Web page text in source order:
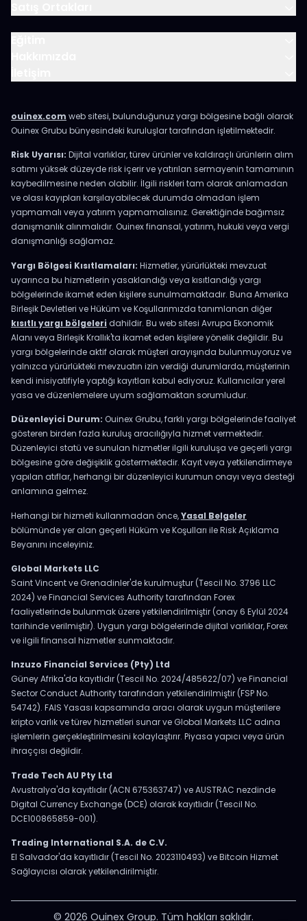
ouinex.com web sitesi, bulunduğunuz yargı bölgesine bağlı olarak
Ouinex Grubu bünyesindeki kuruluşlar tarafından işletilmektedir.
Risk Uyarısı: Dijital varlıklar, türev ürünler ve kaldıraçlı ürünlerin alım
satımı yüksek düzeyde risk içerir ve yatırılan sermayenin tamamının
kaybedilmesine neden olabilir. İlgili riskleri tam olarak anlamadan
ve olası kayıpları karşılayabilecek durumda olmadan işlem
yapmamalı veya yatırım yapmamalısınız. Gerektiğinde bağımsız
danışmanlık alınmalıdır. Ouinex finansal, yatırım, hukuki veya vergi
danışmanlığı sağlamaz.
Yargı Bölgesi Kısıtlamaları: Hizmetler, yürürlükteki mevzuat
uyarınca bu hizmetlerin yasaklandığı veya kısıtlandığı yargı
bölgelerinde ikamet eden kişilere sunulmamaktadır. Buna Amerika
Birleşik Devletleri ve Hüküm ve Koşullarımızda tanımlanan diğer
kısıtlı yargı bölgeleri dahildir. Bu web sitesi Avrupa Ekonomik
Alanı veya Birleşik Krallık'ta ikamet eden kişilere yönelik değildir. Bu
yargı bölgelerinde aktif olarak müşteri arayışında bulunmuyoruz ve
yalnızca yürürlükteki mevzuatın izin verdiği durumlarda, müşterinin
kendi inisiyatifiyle yaptığı kayıtları kabul ediyoruz. Kullanıcılar yerel
yasa ve düzenlemelere uyum sağlamaktan sorumludur.
Düzenleyici Durum: Ouinex Grubu, farklı yargı bölgelerinde faaliyet
gösteren birden fazla kuruluş aracılığıyla hizmet vermektedir.
Düzenleyici statü ve sunulan hizmetler ilgili kuruluşa ve geçerli yargı
bölgesine göre değişiklik göstermektedir. Kayıt veya yetkilendirmeye
yapılan atıflar, herhangi bir düzenleyici kurumun onayı veya desteği
anlamına gelmez.
Herhangi bir hizmeti kullanmadan önce,Yasal Belgeler
bölümünde yer alan geçerli Hüküm ve Koşulları ile Risk Açıklama
Beyanını inceleyiniz.
Global Markets LLC
Saint Vincent ve Grenadinler'de kurulmuştur (Tescil No. 3796 LLC
2024) ve Financial Services Authority tarafından Forex
faaliyetlerinde bulunmak üzere yetkilendirilmiştir (onay 6 Eylül 2024
tarihinde verilmiştir). Uygun yargı bölgelerinde dijital varlıklar, Forex
ve ilgili finansal hizmetler sunmaktadır.
Inzuzo Financial Services (Pty) Ltd
Güney Afrika'da kayıtlıdır (Tescil No. 2024/485622/07) ve Financial
Sector Conduct Authority tarafından yetkilendirilmiştir (FSP No.
54742). FAIS Yasası kapsamında aracı olarak uygun müşterilere
kripto varlık ve türev hizmetleri sunar ve Global Markets LLC adına
işlemlerin gerçekleştirilmesini kolaylaştırır. Piyasa yapıcı veya ürün
ihraççısı değildir.
Trade Tech AU Pty Ltd
Avustralya'da kayıtlıdır (ACN 675363747) ve AUSTRAC nezdinde
Digital Currency Exchange (DCE) olarak kayıtlıdır (Tescil No.
DCE100865859-001).
Trading International S.A. de C.V.
El Salvador'da kayıtlıdır (Tescil No. 2023110493) ve Bitcoin Hizmet
Sağlayıcısı olarak yetkilendirilmiştir.
© 2026 Ouinex Group. Tüm hakları saklıdır.